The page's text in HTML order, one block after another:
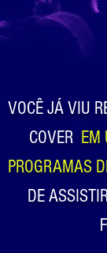
VOCÊ JÁ VIU
COVER EM
PROGRAMAS
DE